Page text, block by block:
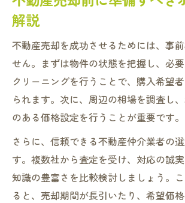
このエリアで売却成功する具
は
売却活動を効率化する不動産
ト
地域特性を活かした不動産売
解説
不動産売却を成功させるためには、事
せん。まずは物件の状態を把握し、必
クリーニングを行うことで、購入希望
られます。次に、周辺の相場を調査し
のある価格設定を行うことが重要です。
さらに、信頼できる不動産仲介業者の
す。複数社から査定を受け、対応の誠
知識の豊富さを比較検討しましょう。
ると、売却期間が長引いたり、希望価